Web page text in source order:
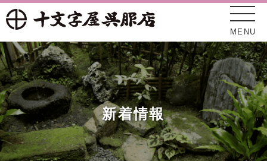
MENU
新着情報
十文字屋について
新着情報